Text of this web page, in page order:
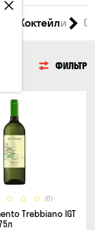
Коктейли
ФИЛЬТР
(0)
Trebbiano IGT